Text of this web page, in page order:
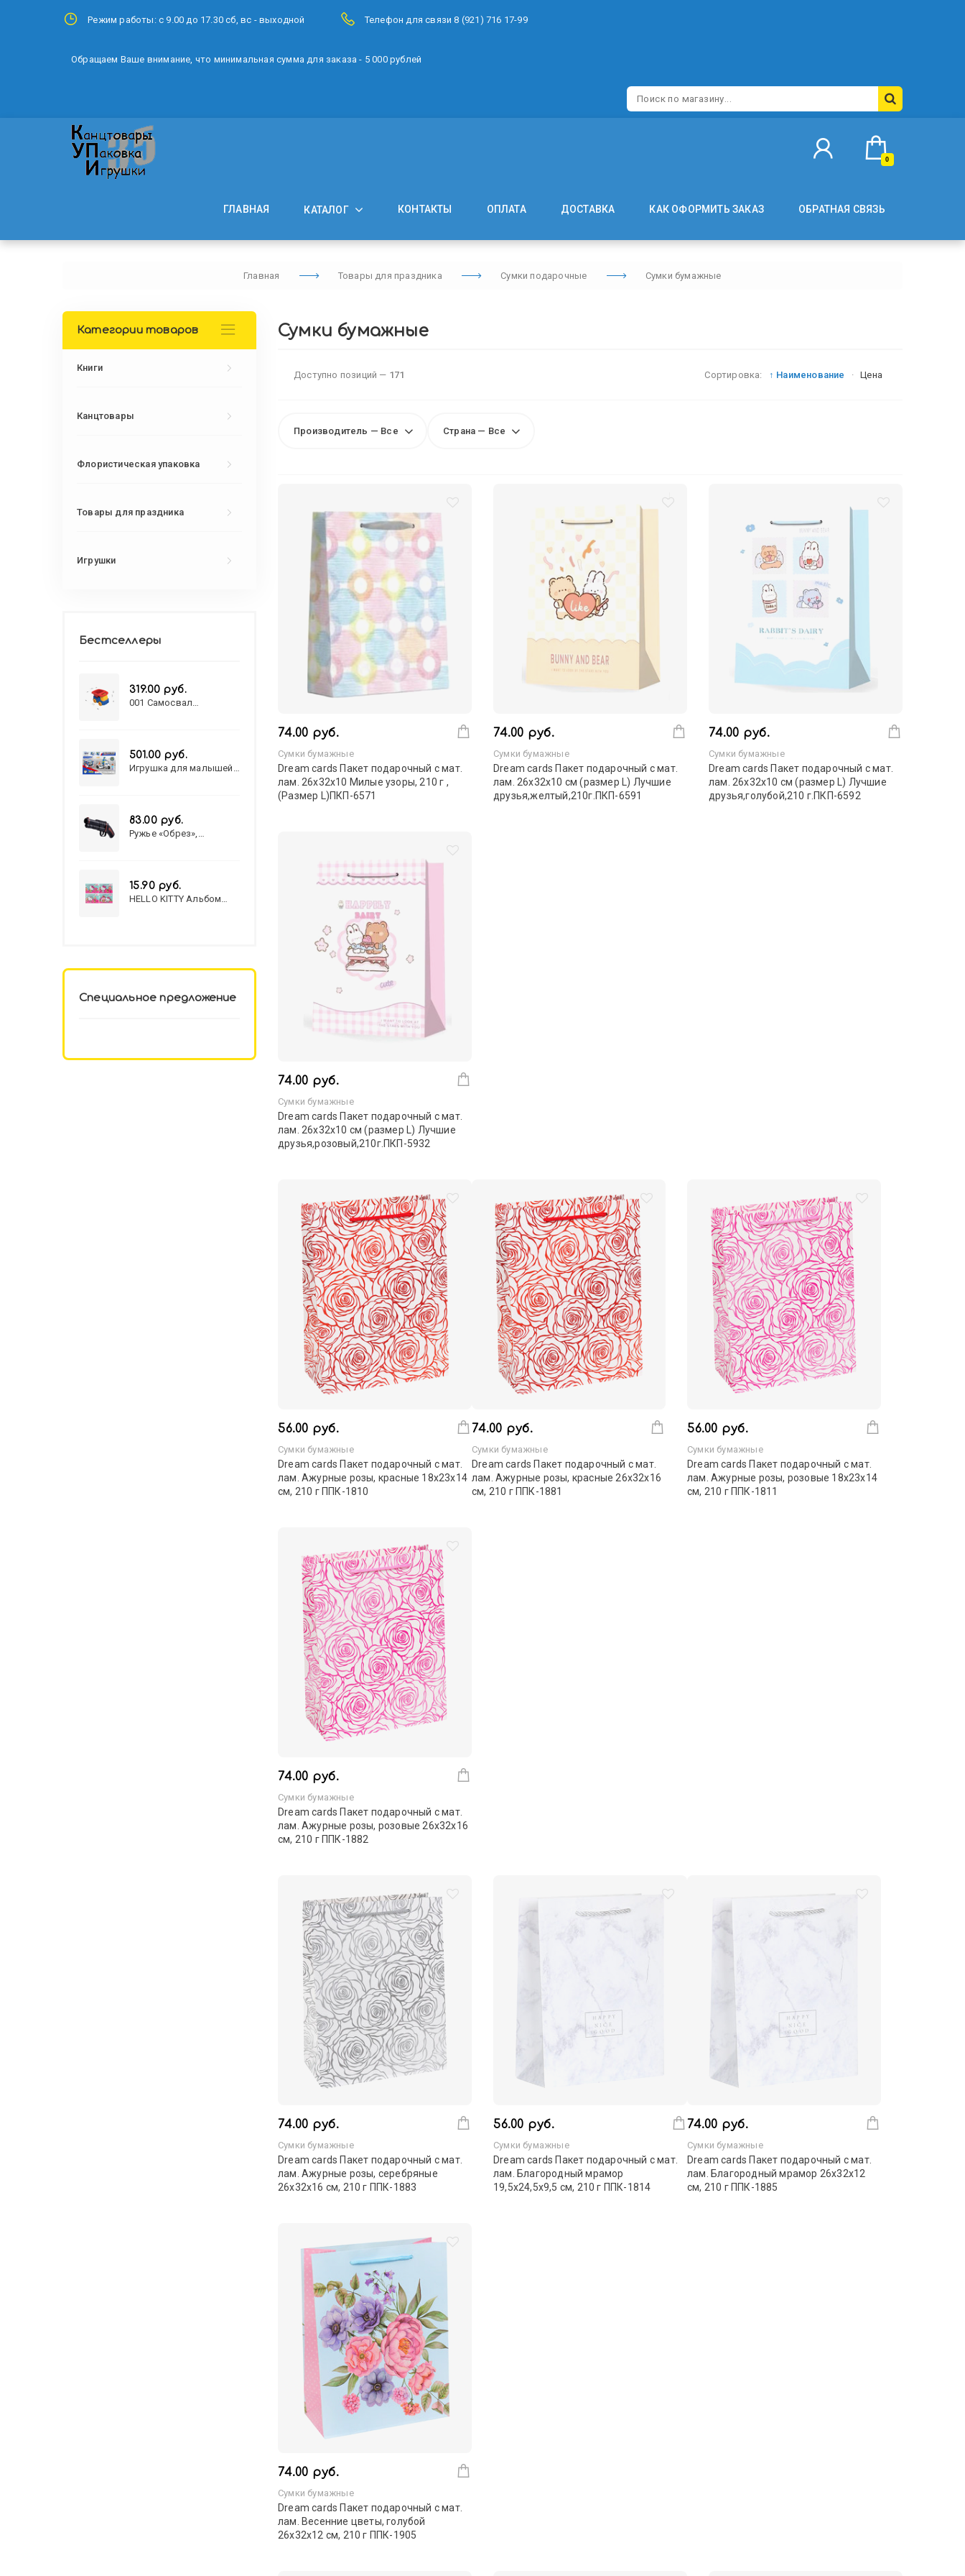
Режим работы: с 9.00 до 17.30 сб, вс - выходной Телефон для связи 8 (921) 716 17-99
Обращаем Ваше внимание, что минимальная сумма для заказа - 5 000 рублей
0
ГЛАВНАЯ КАТАЛОГ КОНТАКТЫ ОПЛАТА ДОСТАВКА КАК ОФОРМИТЬ ЗАКАЗ ОБРАТНАЯ СВЯЗЬ
Главная Товары для праздника Сумки подарочные Сумки бумажные
Сумки бумажные
Доступно позиций — 171 Сортировка: ↑ Наименование · Цена
Производитель — Все Страна — Все
74.00 руб.
Сумки бумажные
Dream cards Пакет подарочный с мат.
лам. 26х32х10 Милые узоры, 210 г ,
(Размер L)ПКП-6571
74.00 руб.
Сумки бумажные
Dream cards Пакет подарочный с мат.
лам. 26х32х10 см (размер L) Лучшие
друзья,желтый,210г.ПКП-6591
74.00 руб.
Сумки бумажные
Dream cards Пакет подарочный с мат.
лам. 26х32х10 см (размер L) Лучшие
друзья,голубой,210 г.ПКП-6592
74.00 руб.
Сумки бумажные
Dream cards Пакет подарочный с мат.
лам. 26х32х10 см (размер L) Лучшие
друзья,розовый,210г.ПКП-5932
56.00 руб.
Сумки бумажные
Dream cards Пакет подарочный с мат.
лам. Ажурные розы, красные 18х23х14
см, 210 г ППК-1810
74.00 руб.
Сумки бумажные
Dream cards Пакет подарочный с мат.
лам. Ажурные розы, красные 26х32х16
см, 210 г ППК-1881
56.00 руб.
Сумки бумажные
Dream cards Пакет подарочный с мат.
лам. Ажурные розы, розовые 18х23х14
см, 210 г ППК-1811
74.00 руб.
Сумки бумажные
Dream cards Пакет подарочный с мат.
лам. Ажурные розы, розовые 26х32х16
см, 210 г ППК-1882
74.00 руб.
Сумки бумажные
Dream cards Пакет подарочный с мат.
лам. Ажурные розы, серебряные
26х32х16 см, 210 г ППК-1883
56.00 руб.
Сумки бумажные
Dream cards Пакет подарочный с мат.
лам. Благородный мрамор
19,5х24,5х9,5 см, 210 г ППК-1814
74.00 руб.
Сумки бумажные
Dream cards Пакет подарочный с мат.
лам. Благородный мрамор 26х32х12
см, 210 г ППК-1885
74.00 руб.
Сумки бумажные
Dream cards Пакет подарочный с мат.
лам. Весенние цветы, голубой
26х32х12 см, 210 г ППК-1905
Категории товаров
Книги
Канцтовары
Флористическая упаковка
Товары для праздника
Игрушки
Бестселлеры
319.00 руб.
001 Самосвал
501.00 руб.
Игрушка для малышей
83.00 руб.
Ружье «Обрез»,
15.90 руб.
HELLO KITTY Альбом
Специальное предложение